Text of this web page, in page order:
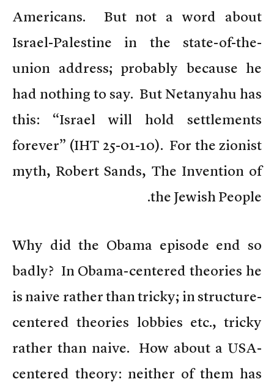
Americans. But not a word about
Israel-Palestine in the state-of-the-
union address; probably because he
had nothing to say. But Netanyahu has
this: “Israel will hold settlements
forever” (IHT 25-01-10). For the zionist
myth, Robert Sands, The Invention of
the Jewish People.
Why did the Obama episode end so
badly? In Obama-centered theories he
is naive rather than tricky; in structure-
centered theories lobbies etc., tricky
rather than naive. How about a USA-
centered theory: neither of them has